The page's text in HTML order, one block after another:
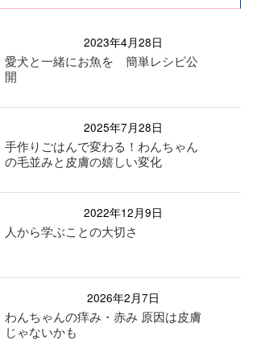
2023年4月28日
愛犬と一緒にお魚を 簡単レシピ公
開
2025年7月28日
手作りごはんで変わる！わんちゃん
の毛並みと皮膚の嬉しい変化
2022年12月9日
人から学ぶことの大切さ
2026年2月7日
わんちゃんの痒み・赤み 原因は皮膚
じゃないかも